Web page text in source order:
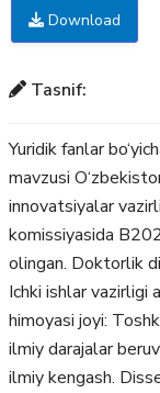
Download
Tasnif:
Yuridik fanlar
mavzusi
innovatsiyalar
komissiyasida
olingan. Doktorlik
Ichki ishlar vazirligi
himoyasi joyi:
ilmiy darajalar
ilmiy kengash.